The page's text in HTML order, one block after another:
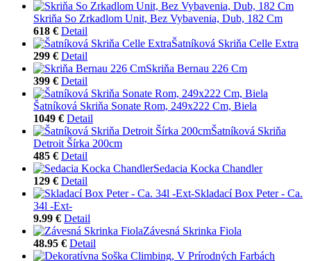
Skriňa So Zrkadlom Unit, Bez Vybavenia, Dub, 182 Cm
618 € Detail
Šatníková Skriňa Celle Extra
299 € Detail
Skriňa Bernau 226 Cm
399 € Detail
Šatníková Skriňa Sonate Rom, 249x222 Cm, Biela
1049 € Detail
Šatníková Skriňa
Detroit Šírka 200cm
485 € Detail
Sedacia Kocka Chandler
129 € Detail
Skladací Box Peter - Ca.
34l -Ext-
9.99 € Detail
Závesná Skrinka Fiola
48.95 € Detail